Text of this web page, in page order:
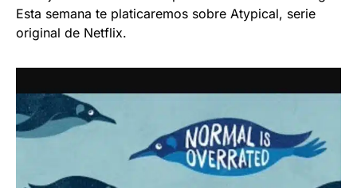
Esta semana te platicaremos sobre Atypical, serie
original de Netflix.